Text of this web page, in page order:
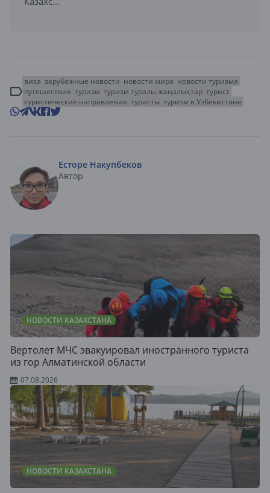
виза зарубежные новости новости мира новости туризма
путешествия туризм туризм туралы жаңалықтар турист
туристические направления туристы туризм в Узбекистане
Есторе Накупбеков
Автор
НОВОСТИ КАЗАХСТАНА
Вертолет МЧС эвакуировал иностранного туриста
из гор Алматинской области
07.08.2026
НОВОСТИ КАЗАХСТАНА